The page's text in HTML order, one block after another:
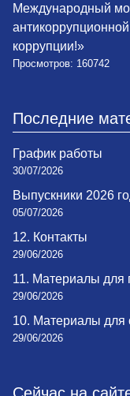
Международный
коррупции!»
Просмотров: 160742
Последние
График работы
30/07/2026
Выпускники 2026
05/07/2026
12. Контакты
29/06/2026
11. Материалы для
29/06/2026
10. Материалы для
29/06/2026